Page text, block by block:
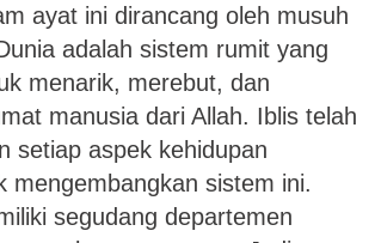
ayat ini dirancang oleh musuh
adalah sistem rumit yang
menarik, merebut, dan
manusia dari Allah. Iblis telah
setiap aspek kehidupan
mengembangkan sistem ini.
segudang departemen